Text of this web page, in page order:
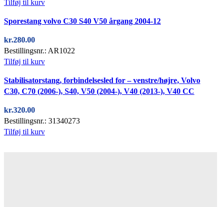
Tilføj til kurv
Sporestang volvo C30 S40 V50 årgang 2004-12
kr.280.00
Bestillingsnr.: AR1022
Tilføj til kurv
Stabilisatorstang, forbindelsesled for – venstre/højre, Volvo
C30, C70 (2006-), S40, V50 (2004-), V40 (2013-), V40 CC
kr.320.00
Bestillingsnr.: 31340273
Tilføj til kurv